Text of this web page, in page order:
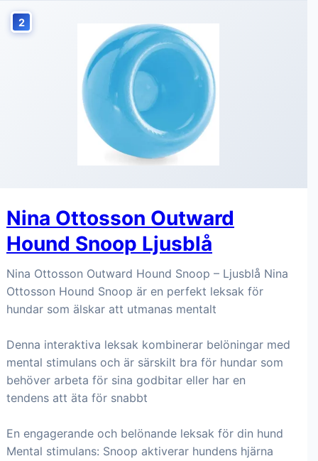
2
Nina Ottosson Outward
Hound Snoop Ljusblå
Nina Ottosson Outward Hound Snoop – Ljusblå Nina
Ottosson Hound Snoop är en perfekt leksak för
hundar som älskar att utmanas mentalt
Denna interaktiva leksak kombinerar belöningar med
mental stimulans och är särskilt bra för hundar som
behöver arbeta för sina godbitar eller har en
tendens att äta för snabbt
En engagerande och belönande leksak för din hund
Mental stimulans: Snoop aktiverar hundens hjärna